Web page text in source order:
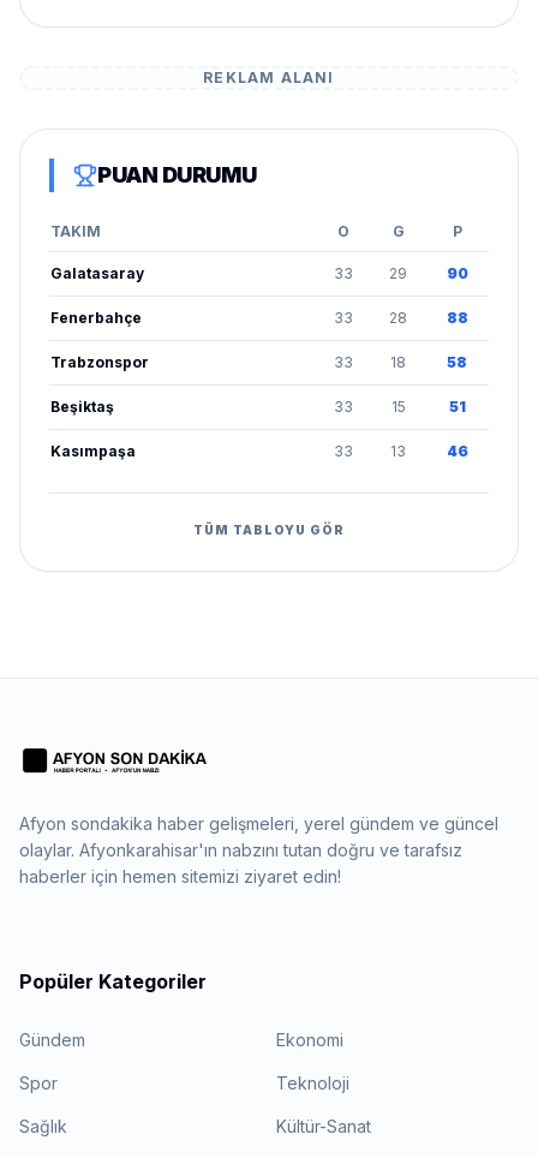
REKLAM ALANI
PUAN DURUMU
TAKIM O G P
Galatasaray 33 29 90
Fenerbahçe 33 28 88
Trabzonspor 33 18 58
Beşiktaş 33 15 51
Kasımpaşa 33 13 46
TÜM TABLOYU GÖR
Afyon sondakika haber gelişmeleri, yerel gündem ve güncel
olaylar. Afyonkarahisar'ın nabzını tutan doğru ve tarafsız
haberler için hemen sitemizi ziyaret edin!
Popüler Kategoriler
Gündem Ekonomi
Spor Teknoloji
Sağlık Kültür-Sanat